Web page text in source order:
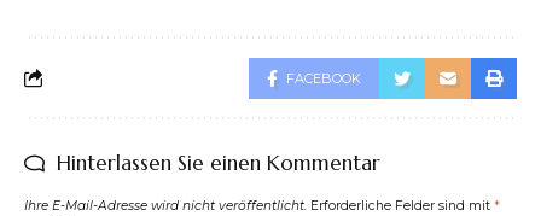
FACEBOOK
Hinterlassen Sie einen Kommentar
Ihre E-Mail-Adresse wird nicht veröffentlicht. Erforderliche Felder sind mit *